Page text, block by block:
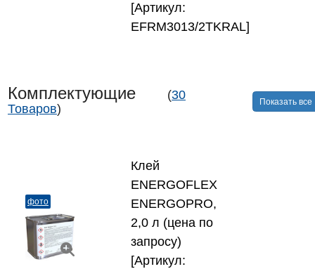
[Артикул:
EFRM3013/2TKRAL]
Комплектующие (30
Товаров)
Показать все
фото
Клей
ENERGOFLEX
ENERGOPRO,
2,0 л (цена по
запросу)
[Артикул: